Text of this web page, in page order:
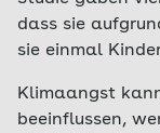
dass sie
sie einmal
Klimaangst
beeinflussen,